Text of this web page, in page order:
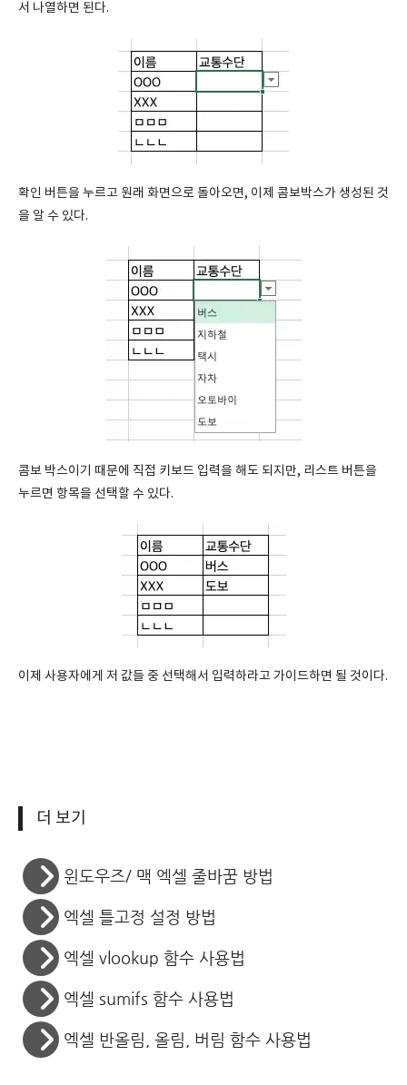
서 나열하면 된다.
확인 버튼을 누르고 원래 화면으로 돌아오면, 이제 콤보박스가 생성된 것
을 알 수 있다.
콤보 박스이기 때문에 직접 키보드 입력을 해도 되지만, 리스트 버튼을
누르면 항목을 선택할 수 있다.
이제 사용자에게 저 값들 중 선택해서 입력하라고 가이드하면 될 것이다.
더 보기
윈도우즈/ 맥 엑셀 줄바꿈 방법
엑셀 틀고정 설정 방법
엑셀 vlookup 함수 사용법
엑셀 sumifs 함수 사용법
엑셀 반올림, 올림, 버림 함수 사용법